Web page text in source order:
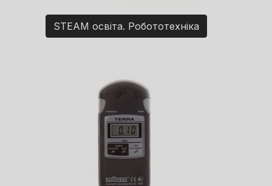
STEAM освіта. Робототехніка